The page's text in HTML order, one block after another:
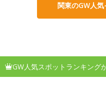
関東のGW人
GW人気スポットランキング